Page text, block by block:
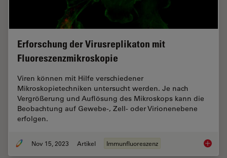
Erforschung der Virusreplikaton mit
Fluoreszenzmikroskopie
Viren können mit Hilfe verschiedener
Mikroskopietechniken untersucht werden. Je nach
Vergrößerung und Auflösung des Mikroskops kann die
Beobachtung auf Gewebe-, Zell- oder Virionenebene
erfolgen.
Nov 15, 2023 Artikel Immunfluoreszenz